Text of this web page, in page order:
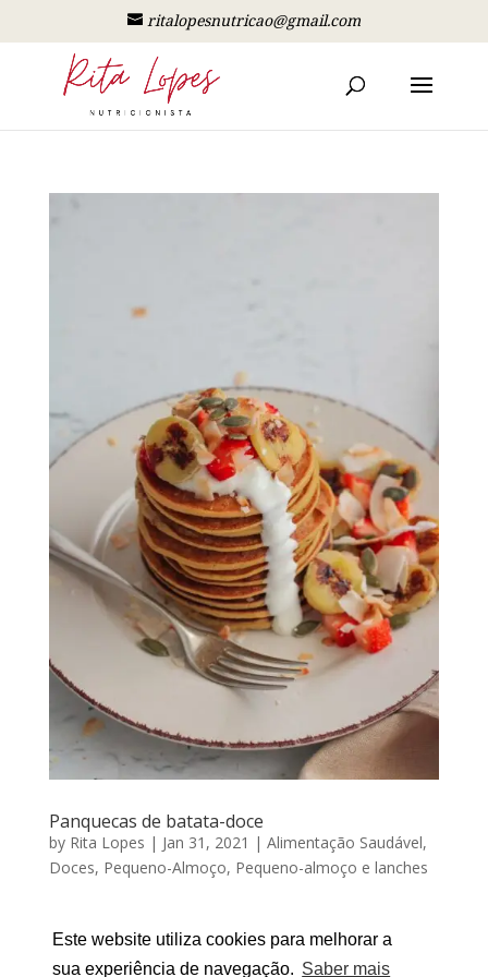
Este website utiliza cookies para melhorar a
sua experiência de navegação. Saber mais
ritalopesnutricao@gmail.com
Panquecas de batata-doce
by Rita Lopes | Jan 31, 2021 | Alimentação Saudável,
Doces, Pequeno-Almoço, Pequeno-almoço e lanches
Janeiro 31, 2021 As panquecas tradicionais são
deliciosas. É certo! No entanto, podemos adaptá-las